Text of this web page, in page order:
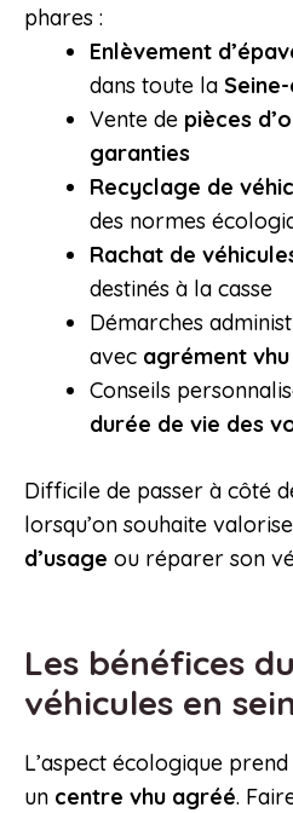
phares :
Enlèvement
dans toute la
Vente de pièces
garanties
Recyclage de
des normes
Rachat de
destinés à la casse
Démarches
avec agrément vhu
Conseils
durée de vie des
Difficile de passer à côté
lorsqu’on souhaite
d’usage ou réparer son
Les bénéfices
véhicules en
L’aspect écologique
un centre vhu agréé.